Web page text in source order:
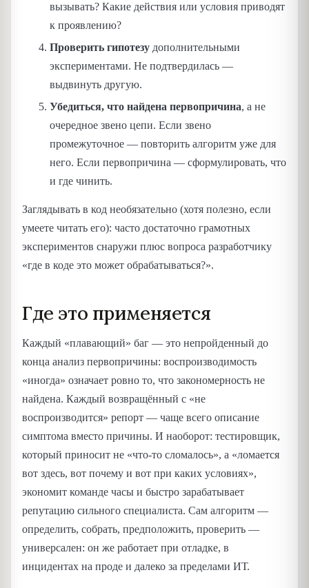
вызывать? Какие действия или условия приводят
к проявлению?
Проверить гипотезу дополнительными
экспериментами. Не подтвердилась —
выдвинуть другую.
Убедиться, что найдена первопричина, а не
очередное звено цепи. Если звено
промежуточное — повторить алгоритм уже для
него. Если первопричина — сформулировать, что
и где чинить.
Заглядывать в код необязательно (хотя полезно, если
умеете читать его): часто достаточно грамотных
экспериментов снаружи плюс вопроса разработчику
«где в коде это может обрабатываться?».
Где это применяется
Каждый «плавающий» баг — это непройденный до
конца анализ первопричины: воспроизводимость
«иногда» означает ровно то, что закономерность не
найдена. Каждый возвращённый с «не
воспроизводится» репорт — чаще всего описание
симптома вместо причины. И наоборот: тестировщик,
который приносит не «что-то сломалось», а «ломается
вот здесь, вот почему и вот при каких условиях»,
экономит команде часы и быстро зарабатывает
репутацию сильного специалиста. Сам алгоритм —
определить, собрать, предположить, проверить —
универсален: он же работает при отладке, в
инцидентах на проде и далеко за пределами ИТ.